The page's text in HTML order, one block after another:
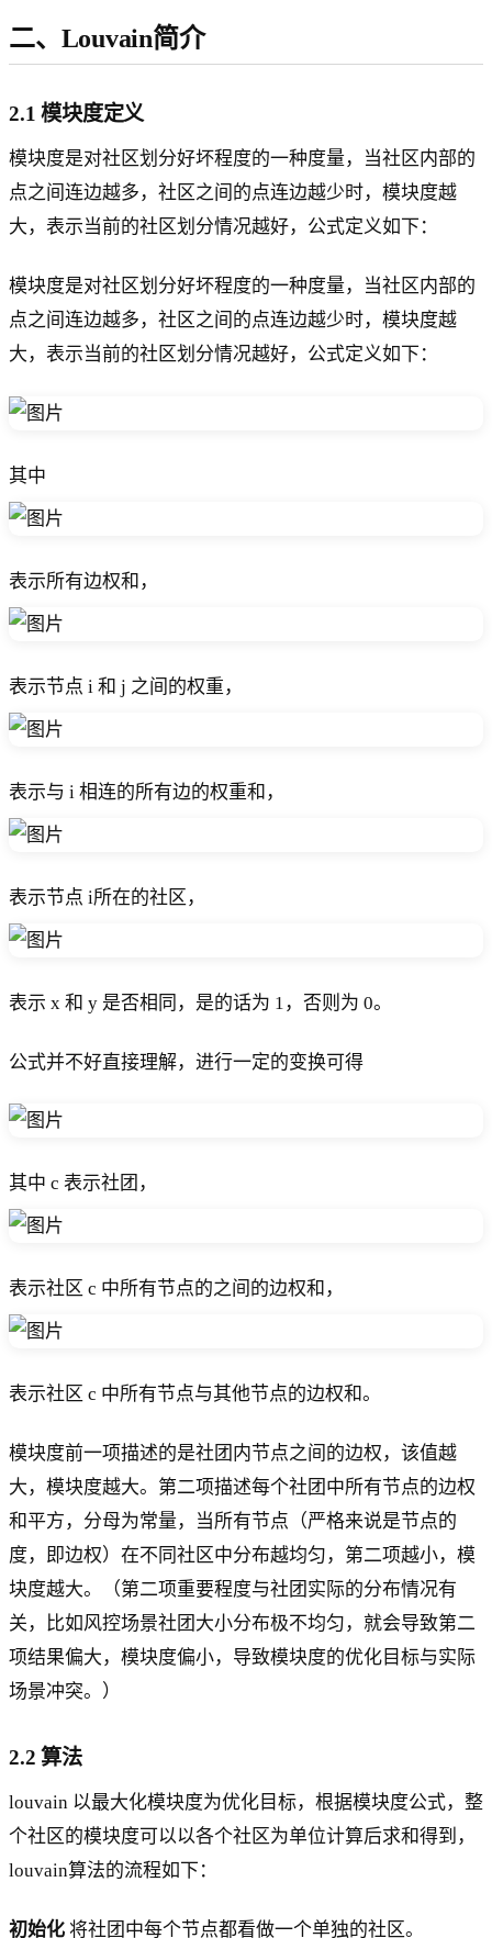
二、Louvain简介
2.1 模块度定义
模块度是对社区划分好坏程度的一种度量，当社区内部的
点之间连边越多，社区之间的点连边越少时，模块度越
大，表示当前的社区划分情况越好，公式定义如下：
模块度是对社区划分好坏程度的一种度量，当社区内部的
点之间连边越多，社区之间的点连边越少时，模块度越
大，表示当前的社区划分情况越好，公式定义如下：
其中
表示所有边权和，
表示节点 i 和 j 之间的权重，
表示与 i 相连的所有边的权重和，
表示节点 i所在的社区，
表示 x 和 y 是否相同，是的话为 1，否则为 0。
公式并不好直接理解，进行一定的变换可得
其中 c 表示社团，
表示社区 c 中所有节点的之间的边权和，
表示社区 c 中所有节点与其他节点的边权和。
模块度前一项描述的是社团内节点之间的边权，该值越
大，模块度越大。第二项描述每个社团中所有节点的边权
和平方，分母为常量，当所有节点（严格来说是节点的
度，即边权）在不同社区中分布越均匀，第二项越小，模
块度越大。（第二项重要程度与社团实际的分布情况有
关，比如风控场景社团大小分布极不均匀，就会导致第二
项结果偏大，模块度偏小，导致模块度的优化目标与实际
场景冲突。）
2.2 算法
louvain 以最大化模块度为优化目标，根据模块度公式，整
个社区的模块度可以以各个社区为单位计算后求和得到，
louvain算法的流程如下：
初始化 将社团中每个节点都看做一个单独的社区。